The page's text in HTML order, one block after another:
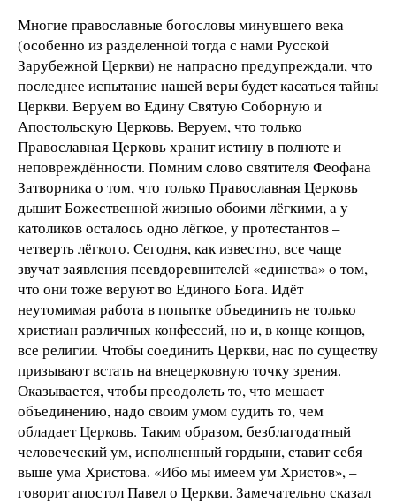
Многие православные богословы минувшего века
(особенно из разделенной тогда с нами Русской
Зарубежной Церкви) не напрасно предупреждали, что
последнее испытание нашей веры будет касаться тайны
Церкви. Веруем во Едину Святую Соборную и
Апостольскую Церковь. Веруем, что только
Православная Церковь хранит истину в полноте и
неповреждённости. Помним слово святителя Феофана
Затворника о том, что только Православная Церковь
дышит Божественной жизнью обоими лёгкими, а у
католиков осталось одно лёгкое, у протестантов –
четверть лёгкого. Сегодня, как известно, все чаще
звучат заявления псевдоревнителей «единства» о том,
что они тоже веруют во Единого Бога. Идёт
неутомимая работа в попытке объединить не только
христиан различных конфессий, но и, в конце концов,
все религии. Чтобы соединить Церкви, нас по существу
призывают встать на внецерковную точку зрения.
Оказывается, чтобы преодолеть то, что мешает
объединению, надо своим умом судить то, чем
обладает Церковь. Таким образом, безблагодатный
человеческий ум, исполненный гордыни, ставит себя
выше ума Христова. «Ибо мы имеем ум Христов», –
говорит апостол Павел о Церкви. Замечательно сказал